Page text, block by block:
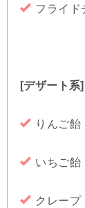
フライド
[デザート系]
りんご飴
いちご飴
クレープ